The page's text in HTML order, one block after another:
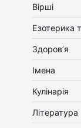
Вірші
Езотерика
Здоров’я
Імена
Кулінарія
Література